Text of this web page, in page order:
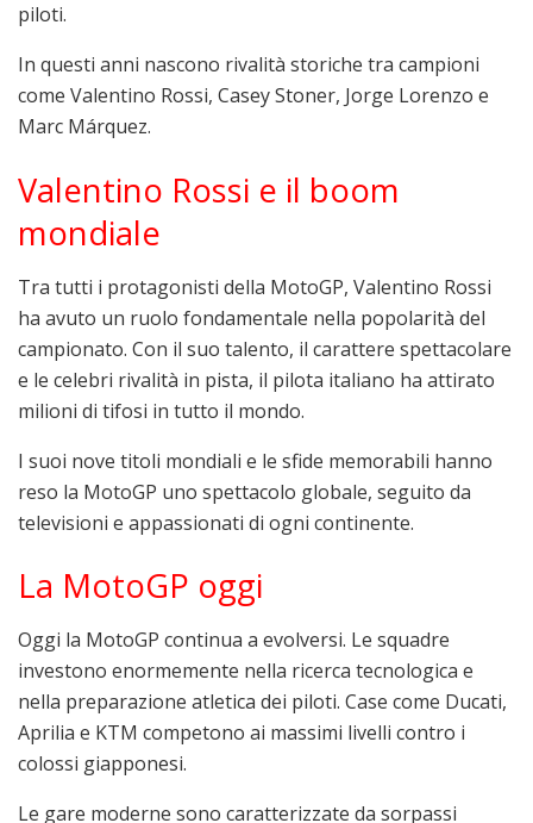
piloti.
In questi anni nascono rivalità storiche tra campioni
come Valentino Rossi, Casey Stoner, Jorge Lorenzo e
Marc Márquez.
Valentino Rossi e il boom
mondiale
Tra tutti i protagonisti della MotoGP, Valentino Rossi
ha avuto un ruolo fondamentale nella popolarità del
campionato. Con il suo talento, il carattere spettacolare
e le celebri rivalità in pista, il pilota italiano ha attirato
milioni di tifosi in tutto il mondo.
I suoi nove titoli mondiali e le sfide memorabili hanno
reso la MotoGP uno spettacolo globale, seguito da
televisioni e appassionati di ogni continente.
La MotoGP oggi
Oggi la MotoGP continua a evolversi. Le squadre
investono enormemente nella ricerca tecnologica e
nella preparazione atletica dei piloti. Case come Ducati,
Aprilia e KTM competono ai massimi livelli contro i
colossi giapponesi.
Le gare moderne sono caratterizzate da sorpassi